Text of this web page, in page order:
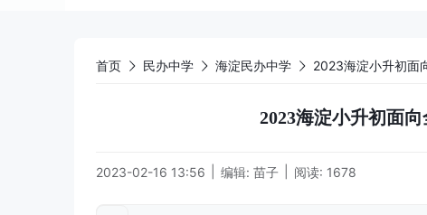
首页 民办中学 海淀民办中学 2023海淀小升初面
2023海淀小升初面
2023-02-16 13:56 编辑: 苗子 阅读: 1678